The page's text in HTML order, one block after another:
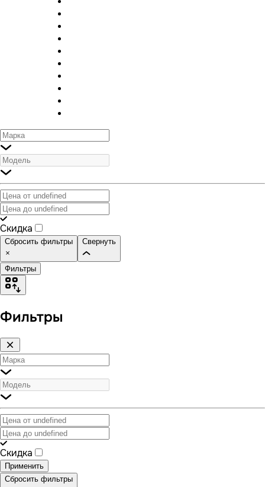
Скидка
Сбросить фильтры Свернуть
Фильтры
Фильтры
Скидка
Применить
Сбросить фильтры